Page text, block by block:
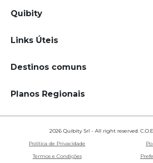
Quibity
Links Úteis
Destinos comuns
Planos Regionais
2026 Quibity Srl - All right reserved.
Política de Privacidade
Termos e Condições